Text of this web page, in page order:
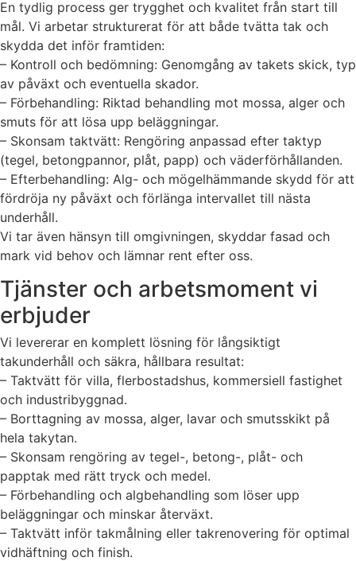
En tydlig process ger trygghet och kvalitet från start till
mål. Vi arbetar strukturerat för att både tvätta tak och
skydda det inför framtiden:
– Kontroll och bedömning: Genomgång av takets skick, typ
av påväxt och eventuella skador.
– Förbehandling: Riktad behandling mot mossa, alger och
smuts för att lösa upp beläggningar.
– Skonsam taktvätt: Rengöring anpassad efter taktyp
(tegel, betongpannor, plåt, papp) och väderförhållanden.
– Efterbehandling: Alg- och mögelhämmande skydd för att
fördröja ny påväxt och förlänga intervallet till nästa
underhåll.
Vi tar även hänsyn till omgivningen, skyddar fasad och
mark vid behov och lämnar rent efter oss.
Tjänster och arbetsmoment vi
erbjuder
Vi levererar en komplett lösning för långsiktigt
takunderhåll och säkra, hållbara resultat:
– Taktvätt för villa, flerbostadshus, kommersiell fastighet
och industribyggnad.
– Borttagning av mossa, alger, lavar och smutsskikt på
hela takytan.
– Skonsam rengöring av tegel-, betong-, plåt- och
papptak med rätt tryck och medel.
– Förbehandling och algbehandling som löser upp
beläggningar och minskar återväxt.
– Taktvätt inför takmålning eller takrenovering för optimal
vidhäftning och finish.